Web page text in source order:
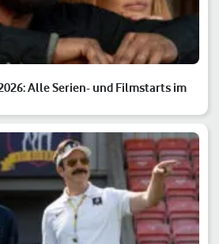
Alle Serien- und Filmstarts im